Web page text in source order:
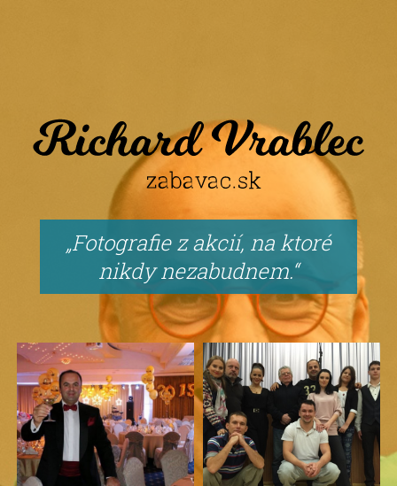
Fotografie z akcií, na ktoré
nikdy nezabudnem.